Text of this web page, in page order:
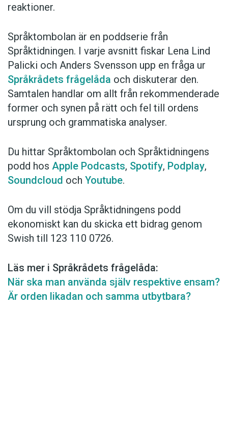
reaktioner.
Språktombolan är en poddserie från
Språktidningen. I varje avsnitt fiskar Lena Lind
Palicki och Anders Svensson upp en fråga ur
Språkrådets frågelåda och diskuterar den.
Samtalen handlar om allt från rekommenderade
former och synen på rätt och fel till ordens
ursprung och grammatiska analyser.
Du hittar Språktombolan och Språktidningens
podd hos Apple Podcasts, Spotify, Podplay,
Soundcloud och Youtube.
Om du vill stödja Språktidningens podd
ekonomiskt kan du skicka ett bidrag genom
Swish till 123 110 0726.
Läs mer i Språkrådets frågelåda:
När ska man använda själv respektive ensam?
Är orden likadan och samma utbytbara?